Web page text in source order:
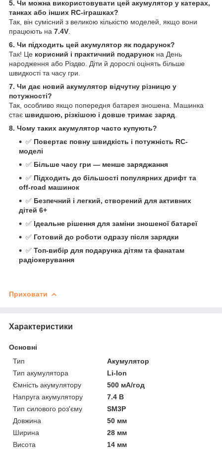
5. Чи можна використовувати цей акумулятор у катерах,
танках або інших RC-іграшках?
Так, він сумісний з великою кількістю моделей, якщо вони
працюють на 7.4V
6. Чи підходить цей акумулятор як подарунок?
Так! Це корисний і практичний подарунок на День
народження або Різдво. Діти й дорослі оцінять більше
швидкості та часу гри.
7. Чи дає новий акумулятор відчутну різницю у
потужності?
Так, особливо якщо попередня батарея зношена. Машинка
стає швидшою, різкішою і довше тримає заряд
8. Чому таких акумулятор часто купують?
✅ Повертає повну швидкість і потужність RC-
моделі
✅ Більше часу гри — менше заряджання
✅ Підходить до більшості популярних дрифт та
off-road машинок
✅ Безпечний і легкий, створений для активних
дітей 6+
✅ Ідеальне рішення для заміни зношеної батареї
✅ Готовий до роботи одразу після зарядки
✅ Топ-вибір для подарунка дітям та фанатам
радіокерування
Приховати
Характеристики
Основні
Тип
Акумулятор
Тип акумулятора
Li-Ion
Ємність акумулятору
500 мА/год
Напруга акумулятору
7.4 В
Тип силового роз'єму
SM3P
Довжина
50 мм
Ширина
28 мм
Висота
14 мм